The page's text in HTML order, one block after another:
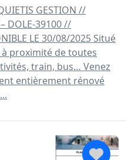
GESTION //
– DOLE-39100 //
LE 30/08/2025 Situé
à proximité de toutes
train, bus… Venez
entièrement rénové